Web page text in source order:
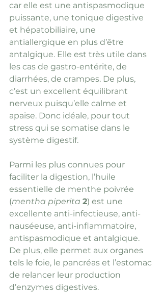
car elle est une antispasmodique
puissante, une tonique digestive
et hépatobiliaire, une
antiallergique en plus d’être
antalgique. Elle est très utile dans
les cas de gastro-entérite, de
diarrhées, de crampes. De plus,
c’est un excellent équilibrant
nerveux puisqu’elle calme et
apaise. Donc idéale, pour tout
stress qui se somatise dans le
système digestif.
Parmi les plus connues pour
faciliter la digestion, l’huile
essentielle de menthe poivrée
(mentha piperita 2) est une
excellente anti-infectieuse, anti-
nauséeuse, anti-inflammatoire,
antispasmodique et antalgique.
De plus, elle permet aux organes
tels le foie, le pancréas et l’estomac
de relancer leur production
d’enzymes digestives.